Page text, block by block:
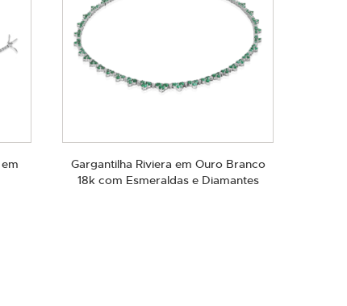
Gargantilha Riviera em Ouro Branco
18k com Esmeraldas e Diamantes